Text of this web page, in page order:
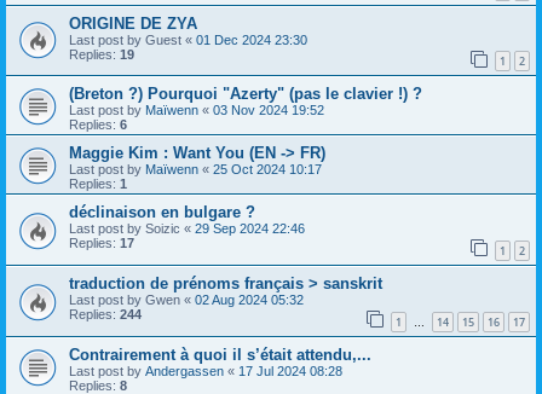
ORIGINE DE ZYA
Last post by Guest « 01 Dec 2024 23:30
Replies: 19 1 2
(Breton ?) Pourquoi "Azerty" (pas le clavier !) ?
Last post by Maïwenn « 03 Nov 2024 19:52
Replies: 6
Maggie Kim : Want You (EN -> FR)
Last post by Maïwenn « 25 Oct 2024 10:17
Replies: 1
déclinaison en bulgare ?
Last post by Soizic « 29 Sep 2024 22:46
Replies: 17 1 2
traduction de prénoms français > sanskrit
Last post by Gwen « 02 Aug 2024 05:32
Replies: 244 1 … 14 15 16 17
Contrairement à quoi il s’était attendu,...
Last post by Andergassen « 17 Jul 2024 08:28
Replies: 8